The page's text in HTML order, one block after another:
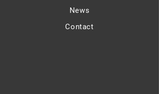
News
Contact